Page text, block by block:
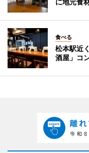
に地元食
食べる
松本駅近
酒屋」コ